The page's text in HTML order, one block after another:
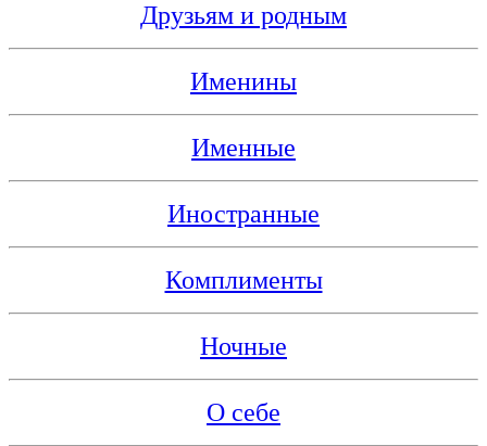
Друзьям и родным
Именины
Именные
Иностранные
Комплименты
Ночные
О себе